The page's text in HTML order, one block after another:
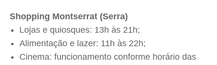
Shopping Montserrat (Serra)
Lojas e quiosques: 13h às 21h;
Alimentação e lazer: 11h às 22h;
Cinema: funcionamento conforme horário das